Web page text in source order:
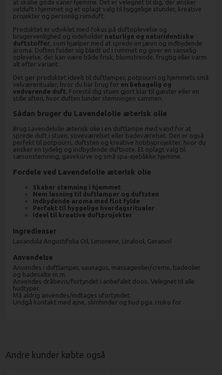
at skabe gode vaner hjemme. Det er velegnet til dig, der ønsker
velduft i hjemmet og et oplagt valg til hyggelige stunder, kreative
projekter og personlig rumduft.
Produktet er udviklet med fokus på duftoplevelse og
brugervenlighed og indeholder naturlige og naturidentiske
duftstoffer, som hjælper med at sprede en jævn og indbydende
aroma. Duften folder sig blødt ud i rummet og giver en sanselig
oplevelse, der kan være både frisk, blomstrende, frugtig eller varm
alt efter variant.
Det gør produktet ideelt til duftlamper, potpourri og hjemmets små
velværeritualer, hvor du har brug for en behagelig og
vedvarende duft. Forestil dig stuen gjort klar til gæster eller en
stille aften, hvor duften binder stemningen sammen.
Sådan bruger du Lavendelolie æterisk olie
Brug Lavendelolie æterisk olie i en duftlampe med vand for at
sprede duft i stuen, soveværelset eller badeværelset. Den er også
perfekt til potpourri, duftsten og kreative hobbyprojekter, hvor du
ønsker en tydelig og indbydende duftnote. Et oplagt valg til
sæsonstemning, gavekurve og små spa-øjeblikke hjemme.
Fordele ved Lavendelolie æterisk olie
Skaber stemning i hjemmet
Nem løsning til duftlamper og duftsten
Indbydende aroma med flot fylde
Perfekt til hyggelige hverdagsritualer
Ideel til kreative duftprojekter
Ingredienser
Lavandula Angustifolia Oil, Limonene, Linalool, Geraniol
Anvendelse
Anvendes i duftlamper, saunagus, massageolier/creme, badeolier
og badesalte m.m.
Anvendes dråbevis/fortyndet i anbefalet dosis. Velegnet til alle
hudtyper.
Må aldrig anvendes/indtages ufortyndet.
Undgå kontakt med øjne, slimhinder og hud pga. risiko for
Andre kunder købte også